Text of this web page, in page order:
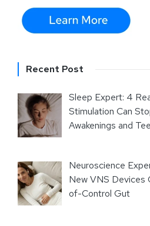
Recent Post
Sleep Expert: 4
Stimulation Can
Awakenings and
Neuroscience
New VNS Devices
of-Control Gut